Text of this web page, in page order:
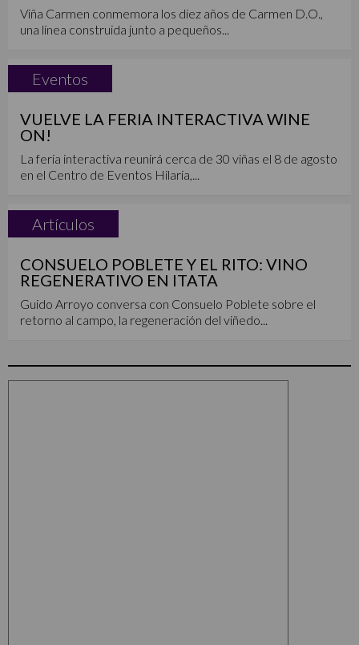
Viña Carmen conmemora los diez años de Carmen D.O.,
una línea construida junto a pequeños...
Eventos
VUELVE LA FERIA INTERACTIVA WINE
ON!
La feria interactiva reunirá cerca de 30 viñas el 8 de agosto
en el Centro de Eventos Hilaria,...
Artículos
CONSUELO POBLETE Y EL RITO: VINO
REGENERATIVO EN ITATA
Guido Arroyo conversa con Consuelo Poblete sobre el
retorno al campo, la regeneración del viñedo...